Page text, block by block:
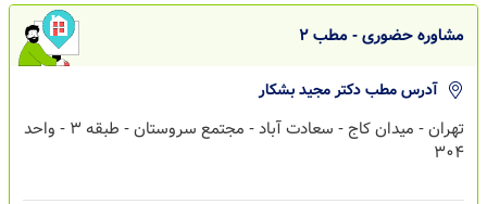
مشاوره حضوری - مطب 2
آدرس مطبدکتر مجید بشکار
تهران - میدان کاج - سعادت آباد - مجتمع سروستان - طبقه 3 - واحد
٣٠4